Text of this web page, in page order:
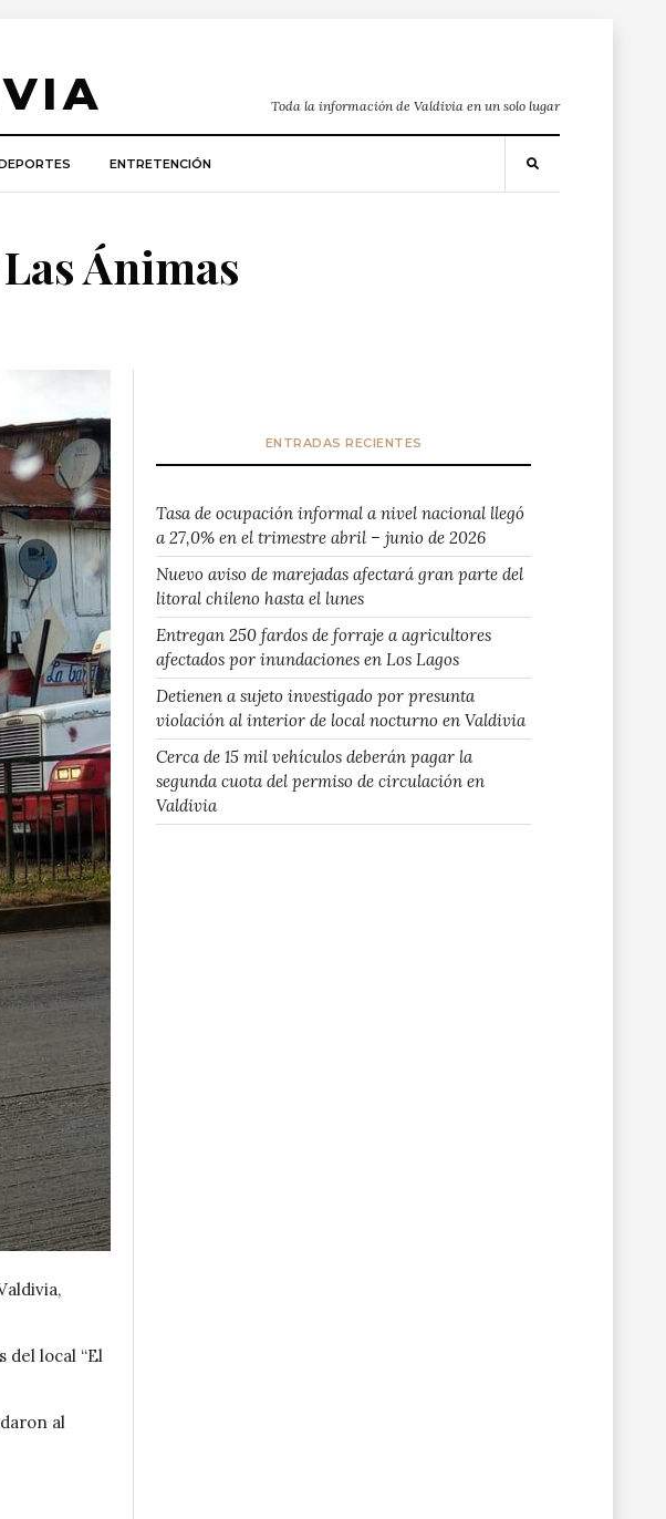
Toda la información de Valdivia en un solo lugar
ENTRETENCIÓN
Ánimas
del local “El
al
ENTRADAS RECIENTES
Tasa de ocupación informal a nivel nacional llegó
a 27,0% en el trimestre abril – junio de 2026
Nuevo aviso de marejadas afectará gran parte del
litoral chileno hasta el lunes
Entregan 250 fardos de forraje a agricultores
afectados por inundaciones en Los Lagos
Detienen a sujeto investigado por presunta
violación al interior de local nocturno en Valdivia
Cerca de 15 mil vehículos deberán pagar la
segunda cuota del permiso de circulación en
Valdivia